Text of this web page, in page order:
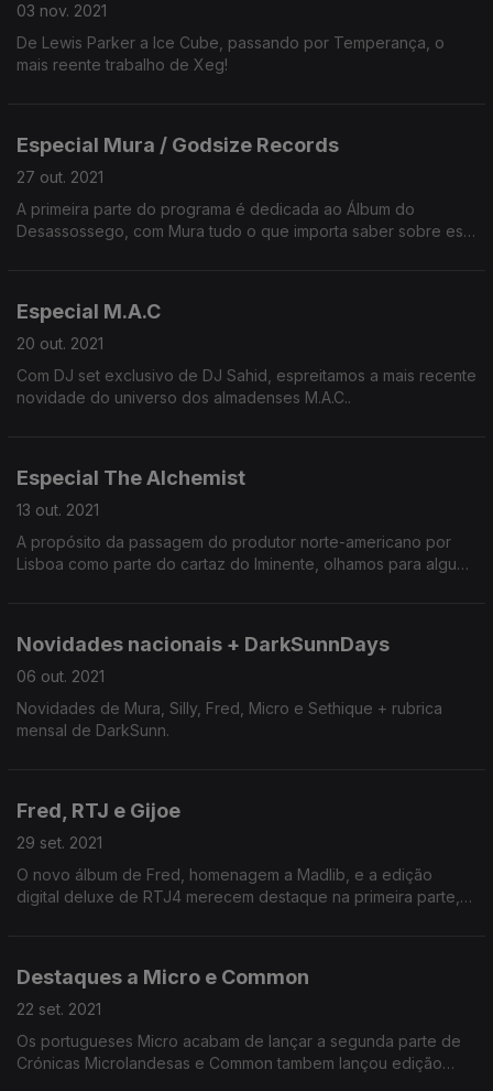
03 nov. 2021
De Lewis Parker a Ice Cube, passando por Temperança, o
mais reente trabalho de Xeg!
Especial Mura / Godsize Records
27 out. 2021
A primeira parte do programa é dedicada ao Álbum do
Desassossego, com Mura tudo o que importa saber sobre esta
Especial M.A.C
20 out. 2021
Com DJ set exclusivo de DJ Sahid, espreitamos a mais recente
novidade do universo dos almadenses M.A.C..
Especial The Alchemist
13 out. 2021
A propósito da passagem do produtor norte-americano por
Lisboa como parte do cartaz do Iminente, olhamos para alguns
Novidades nacionais + DarkSunnDays
06 out. 2021
Novidades de Mura, Silly, Fred, Micro e Sethique + rubrica
mensal de DarkSunn.
Fred, RTJ e Gijoe
29 set. 2021
O novo álbum de Fred, homenagem a Madlib, e a edição
digital deluxe de RTJ4 merecem destaque na primeira parte,
Destaques a Micro e Common
22 set. 2021
Os portugueses Micro acabam de lançar a segunda parte de
Crónicas Microlandesas e Common tambem lançou edição